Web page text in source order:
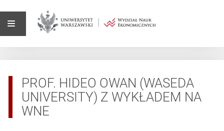
PROF. HIDEO OWAN (WASEDA
UNIVERSITY) Z WYKŁADEM NA
WNE